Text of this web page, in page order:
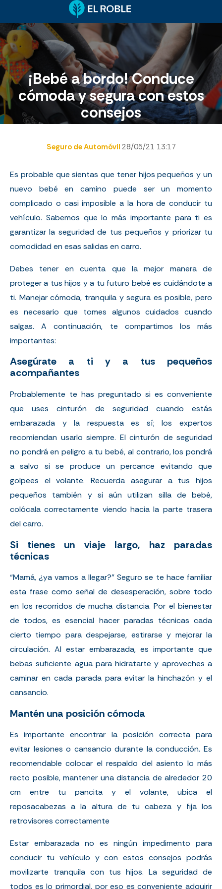
¡Bebé a bordo! Conduce
cómoda y segura con estos
consejos
Seguro de Automóvil 28/05/21 13:17
Es probable que sientas que tener hijos pequeños y un
nuevo bebé en camino puede ser un momento
complicado o casi imposible a la hora de conducir tu
vehículo. Sabemos que lo más importante para ti es
garantizar la seguridad de tus pequeños y priorizar tu
comodidad en esas salidas en carro.
Debes tener en cuenta que la mejor manera de
proteger a tus hijos y a tu futuro bebé es cuidándote a
ti. Manejar cómoda, tranquila y segura es posible, pero
es necesario que tomes algunos cuidados cuando
salgas. A continuación, te compartimos los más
importantes:
Asegúrate a ti y a tus pequeños
acompañantes
Probablemente te has preguntado si es conveniente
que uses cinturón de seguridad cuando estás
embarazada y la respuesta es sí; los expertos
recomiendan usarlo siempre. El cinturón de seguridad
no pondrá en peligro a tu bebé, al contrario, los pondrá
a salvo si se produce un percance evitando que
golpees el volante. Recuerda asegurar a tus hijos
pequeños también y si aún utilizan silla de bebé,
colócala correctamente viendo hacia la parte trasera
del carro.
Si tienes un viaje largo, haz paradas
técnicas
“Mamá, ¿ya vamos a llegar?” Seguro se te hace familiar
esta frase como señal de desesperación, sobre todo
en los recorridos de mucha distancia. Por el bienestar
de todos, es esencial hacer paradas técnicas cada
cierto tiempo para despejarse, estirarse y mejorar la
circulación. Al estar embarazada, es importante que
bebas suficiente agua para hidratarte y aproveches a
caminar en cada parada para evitar la hinchazón y el
cansancio.
Mantén una posición cómoda
Es importante encontrar la posición correcta para
evitar lesiones o cansancio durante la conducción. Es
recomendable colocar el respaldo del asiento lo más
recto posible, mantener una distancia de alrededor 20
cm entre tu pancita y el volante, ubica el
reposacabezas a la altura de tu cabeza y fija los
retrovisores correctamente
Estar embarazada no es ningún impedimento para
conducir tu vehículo y con estos consejos podrás
movilizarte tranquila con tus hijos. La seguridad de
todos es lo primordial, por eso es conveniente adquirir